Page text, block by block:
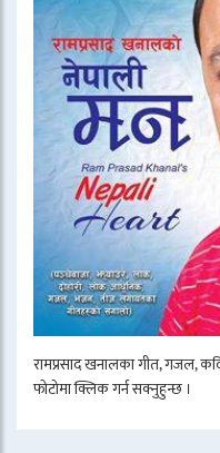
रामप्रसाद खनालका गीत, गजल,
फोटोमा क्लिक गर्न सक्नुहुन्छ ।